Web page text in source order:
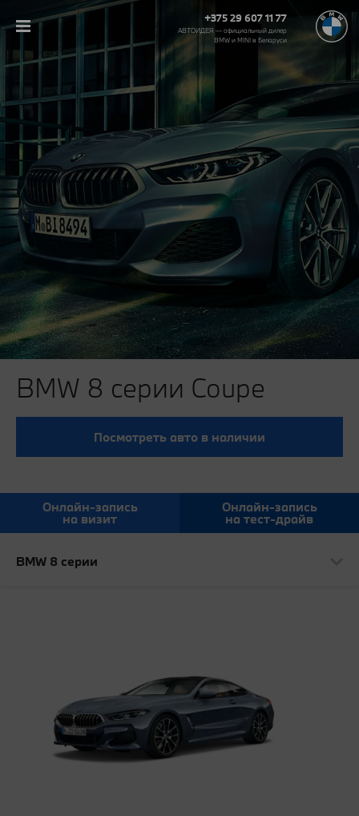
+375 29 607 11 77
АВТОИДЕЯ — официальный дилер
BMW и MINI в Беларуси‎
BMW 8 серии Coupe
Посмотреть авто в наличии
Онлайн-запись
на визит
Онлайн-запись
на тест-драйв
BMW 8 серии